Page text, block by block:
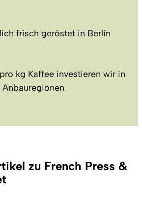
frisch geröstet in Berlin
kg Kaffee investieren wir in
Anbauregionen
zu French Press &